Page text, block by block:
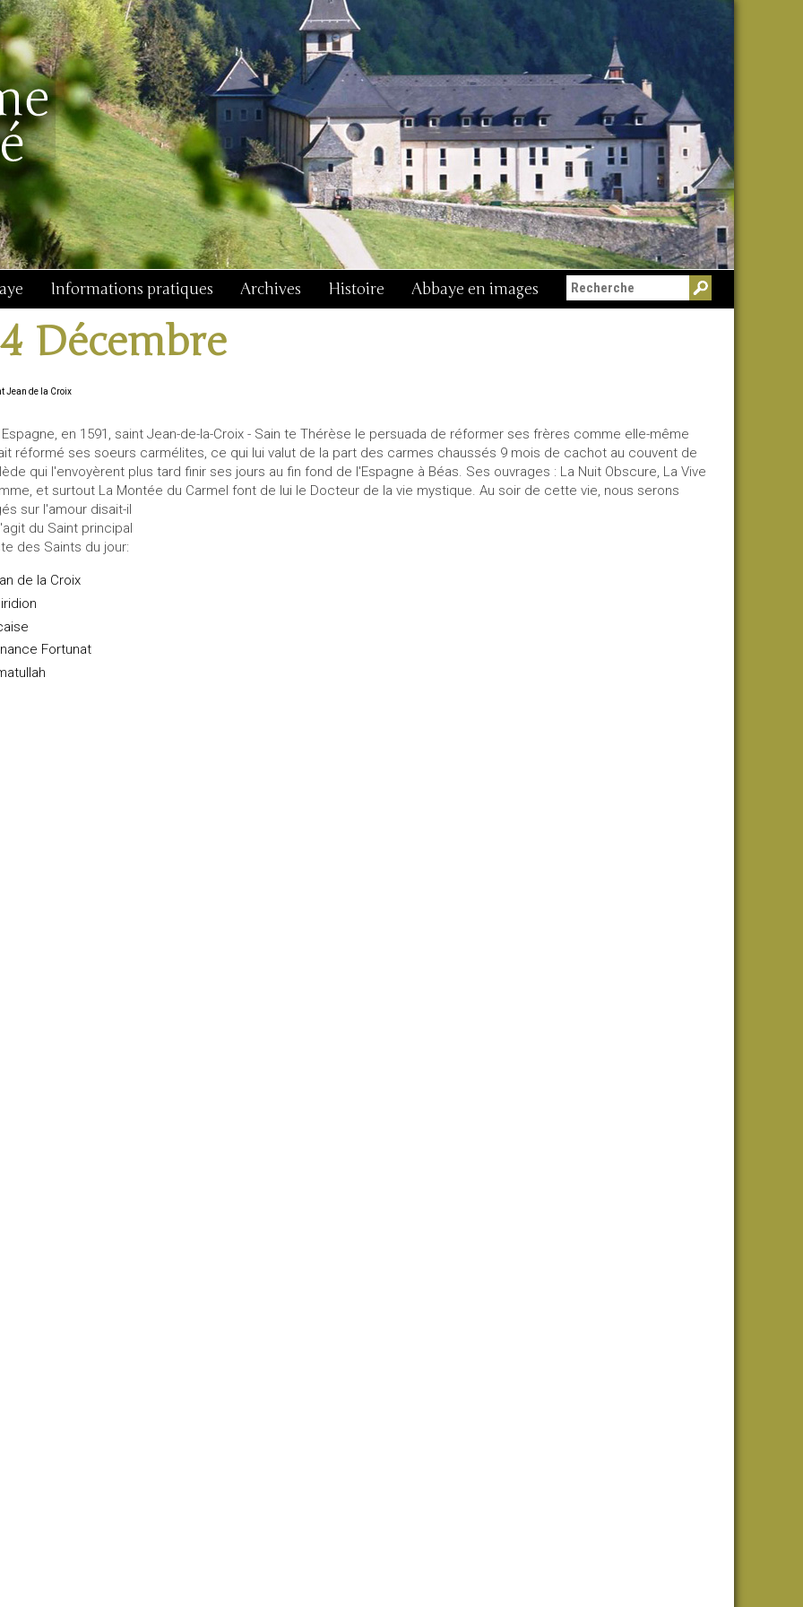
Informations pratiques Archives Histoire Abbaye en images
Décembre
Jean de la Croix
Espagne, en 1591, saint Jean-de-la-Croix - Sain te Thérèse le persuada de réformer ses frères comme elle-même
réformé ses soeurs carmélites, ce qui lui valut de la part des carmes chaussés 9 mois de cachot au couvent de
qui l'envoyèrent plus tard finir ses jours au fin fond de l'Espagne à Béas. Ses ouvrages : La Nuit Obscure, La Vive
et surtout La Montée du Carmel font de lui le Docteur de la vie mystique. Au soir de cette vie, nous serons
sur l'amour disait-il
du Saint principal
des Saints du jour:
de la Croix
Fortunat